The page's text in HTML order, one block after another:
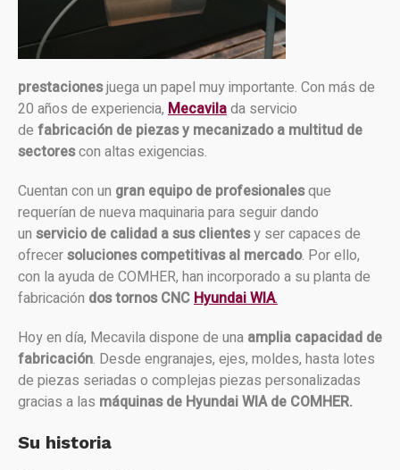
prestacionesjuega un papel muy importante. Con más de
20 años de experiencia, Mecavilada servicio
de fabricación de piezas y mecanizado a multitud de
sectorescon altas exigencias.
Cuentan con un gran equipo de profesionalesque
requerían de nueva maquinaria para seguir dando
un servicio de calidad a sus clientesy ser capaces de
ofrecersoluciones competitivas al mercado. Por ello,
con la ayuda de COMHER, han incorporado a su planta de
fabricación dos tornos CNC Hyundai WIA.
Hoy en día, Mecavila dispone de una amplia capacidad de
fabricación. Desde engranajes, ejes, moldes, hasta lotes
de piezas seriadas o complejas piezas personalizadas
gracias a las máquinas de Hyundai WIA de COMHER.
Su historia